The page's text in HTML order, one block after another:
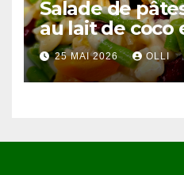
Salade de
au lait de coco
25 MAI 2026 OLLI